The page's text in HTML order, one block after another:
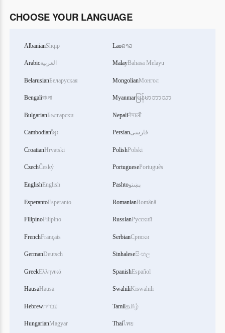
CHOOSE YOUR LANGUAGE
AlbanianShqip
Arabicالعربية
BelarusianБеларуская
Bengaliবাংলা
BulgarianБългарски
Cambodianខ្មែរ
CroatianHrvatski
CzechČeský
EnglishEnglish
EsperantoEsperanto
FilipinoFilipino
FrenchFrançais
GermanDeutsch
GreekΕλληνικά
HausaHausa
Hebrewעברית
HungarianMagyar
Laoລາວ
MalayBahasa Melayu
MongolianМонгол
Myanmar မြန်မာဘာသာ
Nepaliनेपाली
Persianفارسی
PolishPolski
PortuguesePortuguês
Pashtoپښتو
RomanianRomână
RussianРусский
SerbianСрпски
Sinhaleseසිංහල
SpanishEspañol
SwahiliKiswahili
Tamilதமிழ்
Thaiไทย